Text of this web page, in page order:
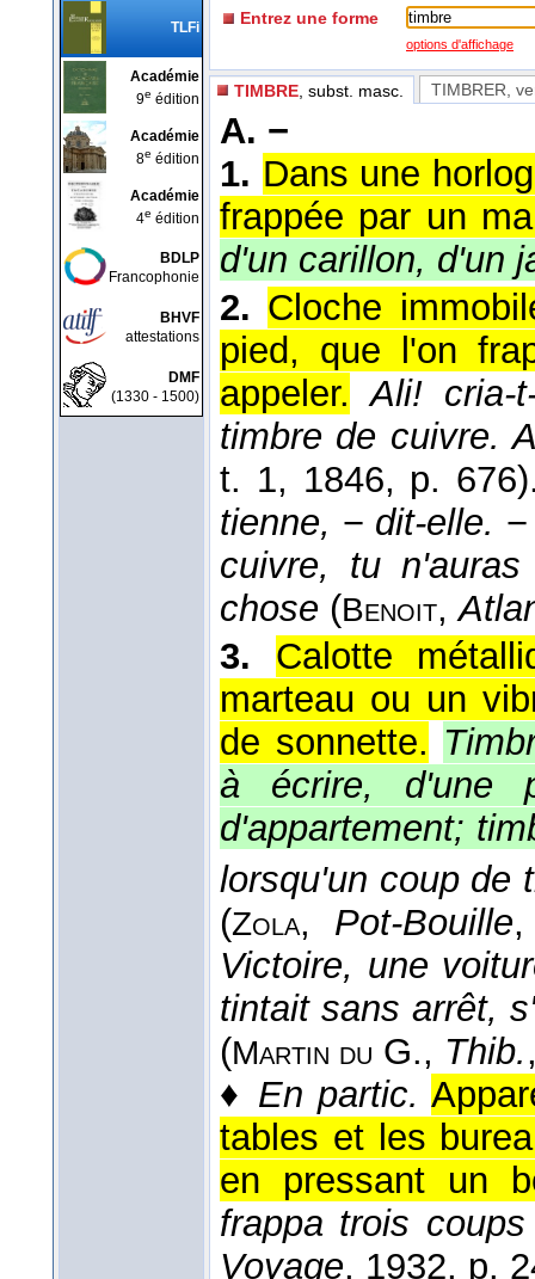
TLFi
Académie
9e édition
Académie
8e édition
Académie
4e édition
BDLP
Francophonie
BHVF
attestations
DMF
(1330 - 1500)
Entrez une forme
options d'affichage
TIMBRE , subst. masc. TIMBRER ,
A. −
1. Dans une
frappée par un
d'un carillon, d'un
2. Cloche
pied, que l'on
appeler. Ali! cria-
timbre de cuivre.
t. 1, 1846, p.
tienne, − dit-elle.
cuivre, tu
chose (Benoit,
3.
Calotte
marteau ou un
de sonnette.
à écrire, d'une
d'appartement;
lorsqu'un coup de
(Zola, Pot-Bouille,
Victoire, une
tintait sans arrêt,
(Martin du G., Thib.
♦ En partic.
tables et les
en pressant un
frappa trois
Voyage, 1932, p.